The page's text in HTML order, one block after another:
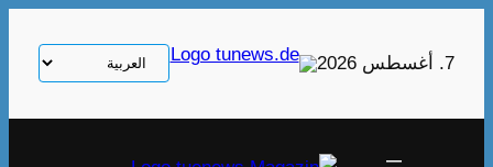
7. أغسطس 2026
اختر
لغة